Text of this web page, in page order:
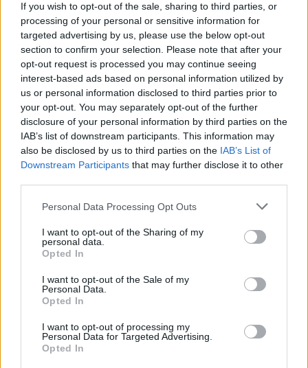
If you wish to opt-out of the sale, sharing to third parties, or
processing of your personal or sensitive information for
targeted advertising by us, please use the below opt-out
section to confirm your selection. Please note that after your
opt-out request is processed you may continue seeing
interest-based ads based on personal information utilized by
us or personal information disclosed to third parties prior to
your opt-out. You may separately opt-out of the further
disclosure of your personal information by third parties on the
IAB’s list of downstream participants. This information may
also be disclosed by us to third parties on the IAB’s List of
Downstream Participants that may further disclose it to other
Personal Data Processing Opt Outs
I want to opt-out of the Sharing of my
personal data.
Opted In
I want to opt-out of the Sale of my
Personal Data.
Opted In
I want to opt-out of processing my
Personal Data for Targeted Advertising.
Opted In